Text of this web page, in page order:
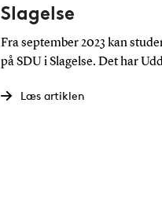
Slagelse
Fra september 2023 kan
på SDU i Slagelse. Det har
befæster SDU’s regionale
Læs artiklen